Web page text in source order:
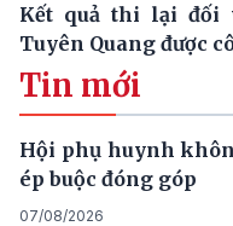
Kết quả thi lại đối
Tuyên Quang được
Tin mới
Hội phụ huynh
ép buộc đóng góp
07/08/2026